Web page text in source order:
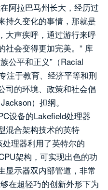
阿拉巴马州长大，经历过
持久变化的事情，那就是
大声疾呼，通过游行来呼
社会变得更加完美。” 库
公平和正义”（Racial
注于教育、经济平等和刑
司的环境、政策和社会倡
）担纲。
设备的Lakefield处理器
混合架构技术的英特
处理器利用了英特尔的
架构，可实现出色的功
显示器双内部管道，非常
在超轻巧的创新外形下为